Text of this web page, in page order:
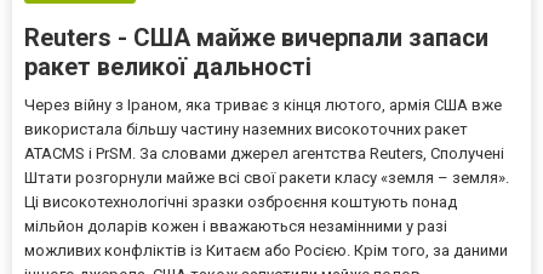
Reuters - США майже вичерпали запаси
ракет великої дальності
Через війну з Іраном, яка триває з кінця лютого, армія США вже
використала більшу частину наземних високоточних ракет
ATACMS і PrSM. За словами джерел агентства Reuters, Сполучені
Штати розгорнули майже всі свої ракети класу «земля – земля».
Ці високотехнологічні зразки озброєння коштують понад
мільйон доларів кожен і вважаються незамінними у разі
можливих конфліктів із Китаєм або Росією. Крім того, за даними